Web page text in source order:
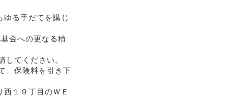
る手だてを講じ
金への更なる積
てください。
、保険料を引き下
１９丁目のＷＥ